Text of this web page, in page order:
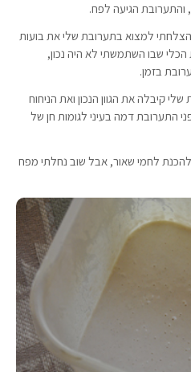
והתערובת הגיעה לפח.
למצוא בתערובת שלי את בועות
שבו השתמשתי לא היה נכון,
בזמן.
קיבלה את הגוון הנכון ואת הניחוח
התערובת דמה בעיני לגומות חן של
להכנת לחמי שאור, אבל שוב נחלתי מפח